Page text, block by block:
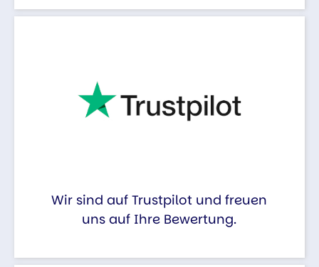
Wir sind auf Trustpilot und freuen
uns auf Ihre Bewertung.